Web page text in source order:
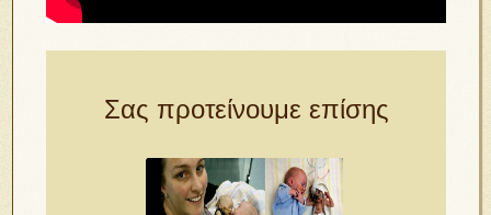
Σας προτείνουμε επίσης